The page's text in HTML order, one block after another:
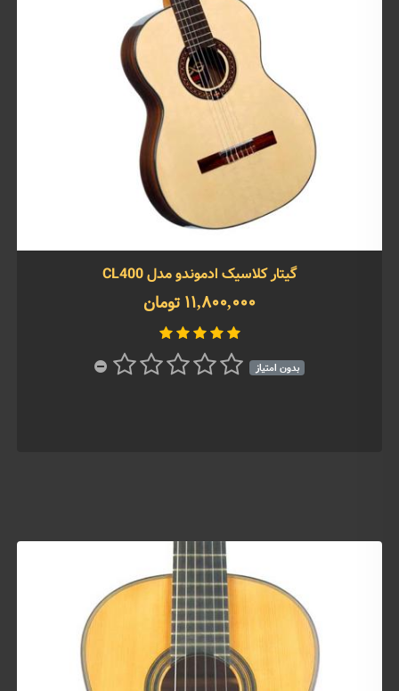
گیتار کلاسیک ادموندو مدل CL400
11,800,000 تومان
بدون امتیاز